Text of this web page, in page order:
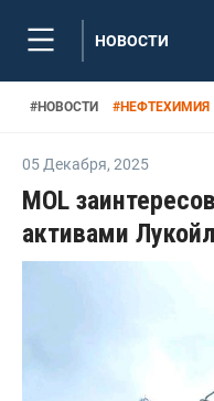
НОВОСТИ
#НОВОСТИ #НЕФТЕХИМИЯ
05 Декабря, 2025
MOL
активами